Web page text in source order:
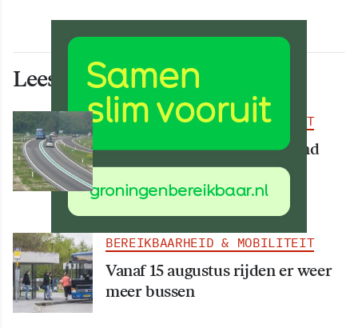
Lees ook deze artikelen
BEREIKBAARHEID & MOBILITEIT
Deel van N34 meer dan maand
afgesloten vanwege
werkzaamheden
BEREIKBAARHEID & MOBILITEIT
Vanaf 15 augustus rijden er weer
meer bussen